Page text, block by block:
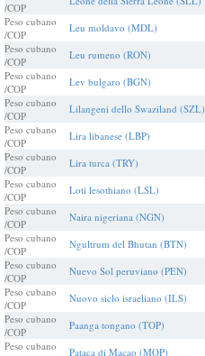
/COP
Peso cubano
/COP
Leu moldavo (MDL)
Peso cubano
/COP
Leu rumeno (RON)
Peso cubano
/COP
Lev bulgaro (BGN)
Peso cubano
/COP
Lilangeni dello Swaziland (SZL)
Peso cubano
/COP
Lira libanese (LBP)
Peso cubano
/COP
Lira turca (TRY)
Peso cubano
/COP
Loti lesothiano (LSL)
Peso cubano
/COP
Naira nigeriana (NGN)
Peso cubano
/COP
Ngultrum del Bhutan (BTN)
Peso cubano
/COP
Nuevo Sol peruviano (PEN)
Peso cubano
/COP
Nuovo siclo israeliano (ILS)
Peso cubano
/COP
Paanga tongano (TOP)
Peso cubano
Pataca di Macao (MOP)